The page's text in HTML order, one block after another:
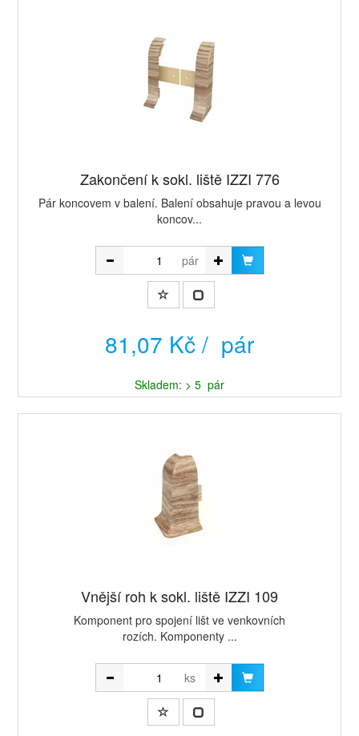
Zakončení k sokl. liště IZZI 776
Pár koncovem v balení. Balení obsahuje pravou a levou
koncov...
pár
81,07 Kč / pár
Skladem: > 5 pár
Vnější roh k sokl. liště IZZI 109
Komponent pro spojení lišt ve venkovních
rozích. Komponenty ...
ks